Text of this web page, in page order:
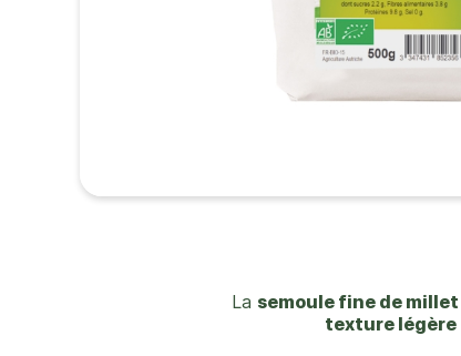
La semoule fine de millet
texture légère